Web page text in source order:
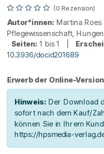
(0 Rezension)
Autor*innen: Martina
Pflegewissenschaft,
Seiten: 1 bis 1 |
10.3936/docid201689
Erwerb der Online-
Hinweis: Der Download
sofort nach dem Kauf/
können Sie in Ihrem
https://hpsmedia-